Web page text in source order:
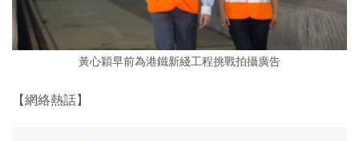
黃心穎早前為港鐵新綫工程挑戰拍攝廣告
【網絡熱話】